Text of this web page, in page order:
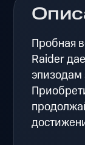
Пробная
Raider
эпизодам